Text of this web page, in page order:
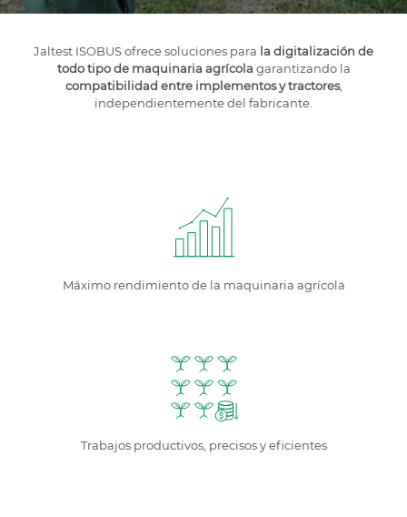
Jaltest ISOBUS ofrece soluciones para la digitalización de
todo tipo de maquinaria agrícola garantizando la
compatibilidad entre implementos y tractores,
independientemente del fabricante.
Máximo rendimiento de la maquinaria agrícola
Trabajos productivos, precisos y eficientes